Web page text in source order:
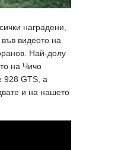
наградени,
видеото на
Най-долу
на Чичо
928 GTS, а
и на нашето